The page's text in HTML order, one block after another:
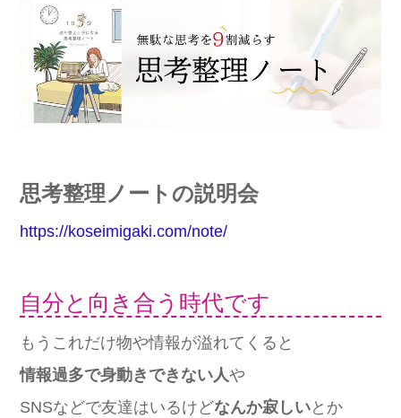
思考整理 ノート の説明会
https://koseimigaki.com/note/
自分と向き合う時代です
もうこれだけ物や情報が溢れてくると
情報過多で身動きできない人や
SNSなどで友達はいるけどなんか寂しいとか